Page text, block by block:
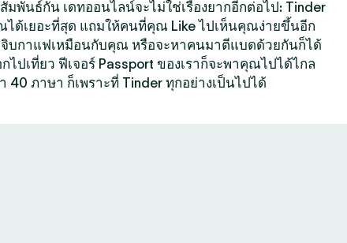
พันธ์กัน เดทออนไลน์จะไม่ใช่เรื่องยากอีกต่อไป: Tinder
ได้เยอะที่สุด แถมให้คนที่คุณ Like ไปเห็นคุณง่ายขึ้นอีก
จิบกาแฟเหมือนกับคุณ หรือจะหาคนมาตีแบดด้วยกันก็ได้
ปเที่ยว ฟีเจอร์ Passport ของเราก็จะพาคุณไปได้ไกล
40 ภาษา ก็เพราะที่ Tinder ทุกอย่างเป็นไปได้